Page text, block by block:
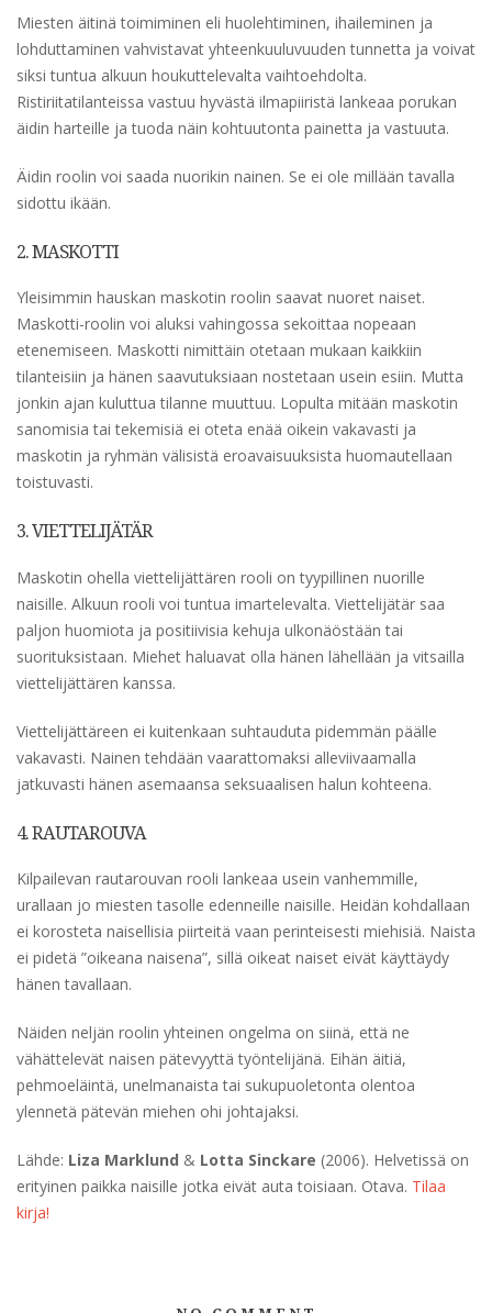
Miesten äitinä toimiminen eli huolehtiminen, ihaileminen ja
lohduttaminen vahvistavat yhteenkuuluvuuden tunnetta ja voivat
siksi tuntua alkuun houkuttelevalta vaihtoehdolta.
Ristiriitatilanteissa vastuu hyvästä ilmapiiristä lankeaa porukan
äidin harteille ja tuoda näin kohtuutonta painetta ja vastuuta.
Äidin roolin voi saada nuorikin nainen. Se ei ole millään tavalla
sidottu ikään.
2. MASKOTTI
Yleisimmin hauskan maskotin roolin saavat nuoret naiset.
Maskotti-roolin voi aluksi vahingossa sekoittaa nopeaan
etenemiseen. Maskotti nimittäin otetaan mukaan kaikkiin
tilanteisiin ja hänen saavutuksiaan nostetaan usein esiin. Mutta
jonkin ajan kuluttua tilanne muuttuu. Lopulta mitään maskotin
sanomisia tai tekemisiä ei oteta enää oikein vakavasti ja
maskotin ja ryhmän välisistä eroavaisuuksista huomautellaan
toistuvasti.
3. VIETTELIJÄTÄR
Maskotin ohella viettelijättären rooli on tyypillinen nuorille
naisille. Alkuun rooli voi tuntua imartelevalta. Viettelijätär saa
paljon huomiota ja positiivisia kehuja ulkonäöstään tai
suorituksistaan. Miehet haluavat olla hänen lähellään ja vitsailla
viettelijättären kanssa.
Viettelijättäreen ei kuitenkaan suhtauduta pidemmän päälle
vakavasti. Nainen tehdään vaarattomaksi alleviivaamalla
jatkuvasti hänen asemaansa seksuaalisen halun kohteena.
4. RAUTAROUVA
Kilpailevan rautarouvan rooli lankeaa usein vanhemmille,
urallaan jo miesten tasolle edenneille naisille. Heidän kohdallaan
ei korosteta naisellisia piirteitä vaan perinteisesti miehisiä. Naista
ei pidetä ”oikeana naisena”, sillä oikeat naiset eivät käyttäydy
hänen tavallaan.
Näiden neljän roolin yhteinen ongelma on siinä, että ne
vähättelevät naisen pätevyyttä työntelijänä. Eihän äitiä,
pehmoeläintä, unelmanaista tai sukupuoletonta olentoa
ylennetä pätevän miehen ohi johtajaksi.
Lähde: Liza Marklund & Lotta Sinckare (2006). Helvetissä on
erityinen paikka naisille jotka eivät auta toisiaan. Otava. Tilaa
kirja!